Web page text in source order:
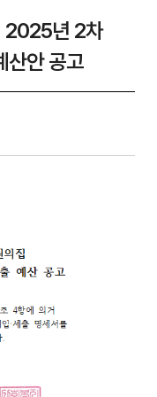
2025년 2차
산안 공고